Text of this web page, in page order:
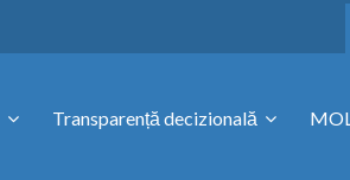
Transparență decizională MOL